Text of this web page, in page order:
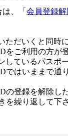
、「 会員登録解
ただいくと同時
をご利用の方が
しているパスポ
ではいままで通
の登録を解除し
を繰り返して下さ